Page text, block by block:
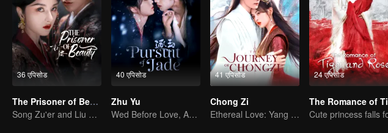
36 एपिसोड
The Prisoner of Beauty
Song Zu'er and Liu Yuning's Family Feud and Romance
40 एपिसोड
Zhu Yu
Wed Before Love, Affection Forged in War
41 एपिसोड
Chong Zi
Ethereal Love: Yang Chaoyue & Xu Zhengxi
24 एपिसोड